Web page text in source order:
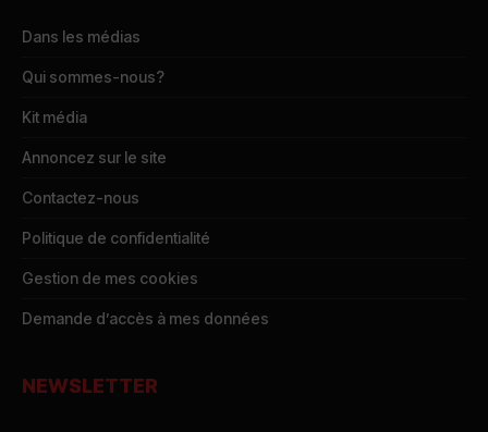
Dans les médias
Qui sommes-nous?
Kit média
Annoncez sur le site
Contactez-nous
Politique de confidentialité
Gestion de mes cookies
Demande d’accès à mes données
NEWSLETTER